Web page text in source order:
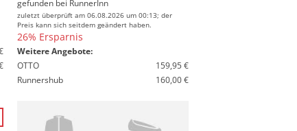
gefunden bei RunnerInn
zuletzt überprüft am 06.08.2026 um 00:13; der
Preis kann sich seitdem geändert haben.
26% Ersparnis
Weitere Angebote:
OTTO
159,95 €
Runnershub
160,00 €